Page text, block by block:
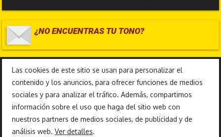
¿NO ENCUENTRAS TU TONO?
Las cookies de este sitio se usan para personalizar el
contenido y los anuncios, para ofrecer funciones de medios
sociales y para analizar el tráfico. Además, compartimos
información sobre el uso que haga del sitio web con
nuestros partners de medios sociales, de publicidad y de
análisis web. Ver detalles.